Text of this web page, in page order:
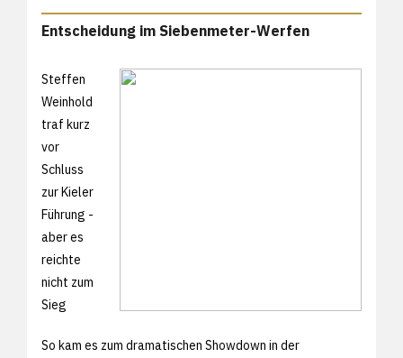
Entscheidung im Siebenmeter-Werfen
Steffen
Weinhold
traf kurz
vor
Schluss
zur Kieler
Führung -
aber es
reichte
nicht zum
Sieg
So kam es zum dramatischen Showdown in der